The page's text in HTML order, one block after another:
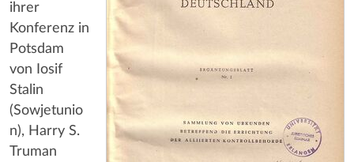
ihrer
Konferenz in
Potsdam
von Iosif
Stalin
(Sowjetunio
n), Harry S.
Truman